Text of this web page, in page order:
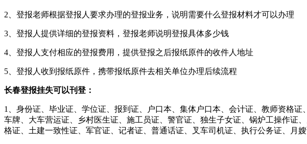
2、登报老师根据登报人要求办理的登报业务，说明需要什么登报材料才可以办理
3、登报人提供详细的登报资料，登报老师说明登报具体多少钱
4、登报人支付相应的登报费用，提供登报之后报纸原件的收件人地址
5、登报人收到报纸原件，携带报纸原件去相关单位办理后续流程
长春登报挂失可以刊登：
1、身份证、毕业证、学位证、报到证、户口本、集体户口本、会计证、教师资格
车牌、大车营运证、乡村医生证、施工员证、警官证、独生子女证、锅炉工操作证
格证、土建一致性证、军官证、记者证、普通话证、叉车司机证、执行公务证、月